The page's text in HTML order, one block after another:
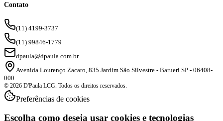
Contato
(11) 4199-3737
(11) 99846-1779
dpaula@dpaula.com.br
Avenida Lourenço Zacaro, 835 Jardim São Silvestre - Barueri SP - 06408-
000
© 2026 D'Paula LCG. Todos os direitos reservados.
Preferências de cookies
Escolha como deseja usar cookies e tecnologias